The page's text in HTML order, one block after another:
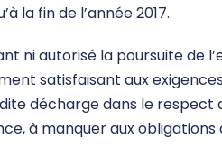
la fin de l’année 2017.
ni autorisé la poursuite de
satisfaisant aux
décharge dans le respect
à manquer aux